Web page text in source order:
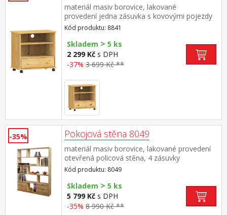
materiál masiv borovice, lakované
provedení jedna zásuvka s kovovými pojezdy
pojízdný na kolečkách
Kód produktu: 8841
Skladem > 5 ks
2 299 Kč s DPH
-37% 3 699 Kč **
-35% Pokojová stěna 8049
materiál masiv borovice, lakované provedení
otevřená policová stěna, 4 zásuvky
Kód produktu: 8049
Skladem > 5 ks
5 799 Kč s DPH
-35% 8 990 Kč **